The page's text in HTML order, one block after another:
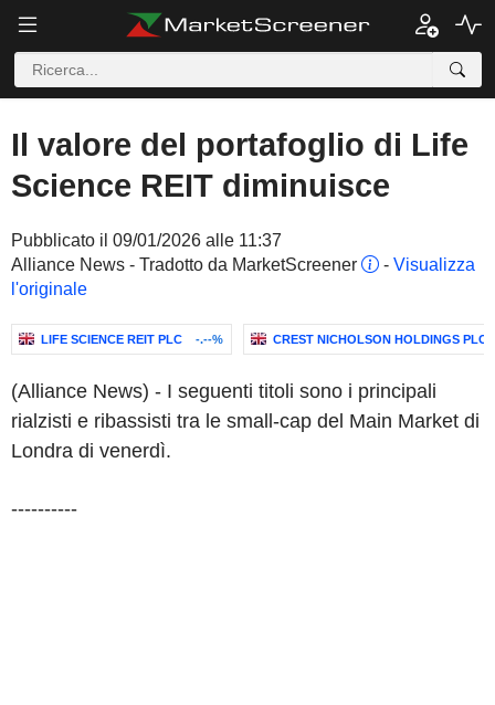
Il valore del portafoglio di Life
Science REIT diminuisce
Pubblicato il 09/01/2026 alle 11:37
Alliance News - Tradotto da MarketScreener
- Visualizza
l'originale
LIFE SCIENCE REIT PLC -.--% CREST NICHOLSON HOLDINGS PLC
(Alliance News) - I seguenti titoli sono i principali
rialzisti e ribassisti tra le small-cap del Main Market di
Londra di venerdì.
----------